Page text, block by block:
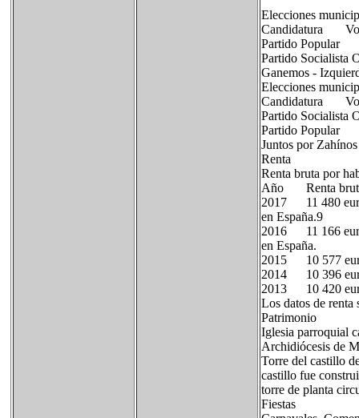
Elecciones
Candidatura
Partido
Partido
Ganemos -
Elecciones
Candidatura
Partido
Partido
Juntos por
Renta
Renta bruta por
Año Renta
2017 11 480
en España.9​
2016 11 166
en España.
2015 10 577
2014 10 396
2013 10 420
Los datos de
Patrimonio
Iglesia parroquial
Archidiócesis de
Torre del castillo
castillo fue
torre de planta
Fiestas